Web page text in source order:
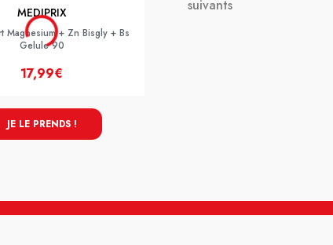
MEDIPRIX
Magnesium + Zn Bisgly + Bs
Gelule 90
17,99€
JE LE PRENDS !